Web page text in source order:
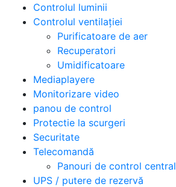
Controlul luminii
Controlul ventilației
Purificatoare de aer
Recuperatori
Umidificatoare
Mediaplayere
Monitorizare video
panou de control
Protectie la scurgeri
Securitate
Telecomandă
Panouri de control central
UPS / putere de rezervă